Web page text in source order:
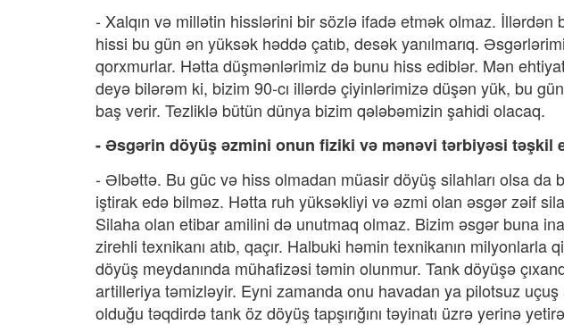
- Xalqın və millətin hisslərini bir sözlə ifadə etmək olmaz.
hissi bu gün ən yüksək həddə çatıb, desək yanılmarıq.
qorxmurlar. Hətta düşmənlərimiz də bunu hiss ediblər. Mən
deyə bilərəm ki, bizim 90-cı illərdə çiyinlərimizə düşən yük, bu
baş verir. Tezliklə bütün dünya bizim qələbəmizin şahidi olacaq.
- Əsgərin döyüş əzmini onun fiziki və mənəvi tərbiyəsi təşkil
- Əlbəttə. Bu güc və hiss olmadan müasir döyüş silahları olsa da
iştirak edə bilməz. Hətta ruh yüksəkliyi və əzmi olan əsgər zəif
Silaha olan etibar amilini də unutmaq olmaz. Bizim əsgər buna
zirehli texnikanı atıb, qaçır. Halbuki həmin texnikanın
döyüş meydanında mühafizəsi təmin olunmur. Tank döyüşə
artilleriya təmizləyir. Eyni zamanda onu havadan ya pilotsuz uçuş
olduğu təqdirdə tank öz döyüş tapşırığını təyinatı üzrə yerinə